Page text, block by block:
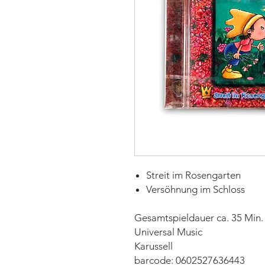
Streit im Rosengarten
Versöhnung im Schloss
Gesamtspieldauer ca. 35 Min.
Universal Music
Karussell
barcode: 0602527636443